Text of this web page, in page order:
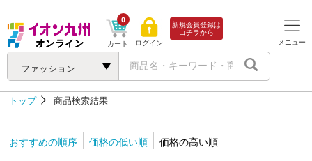
ファッション
カート
0
ログイン
新規会員登録は
コチラから
メニュー
トップ 商品検索結果
おすすめの順序 価格の低い順
価格の高い順